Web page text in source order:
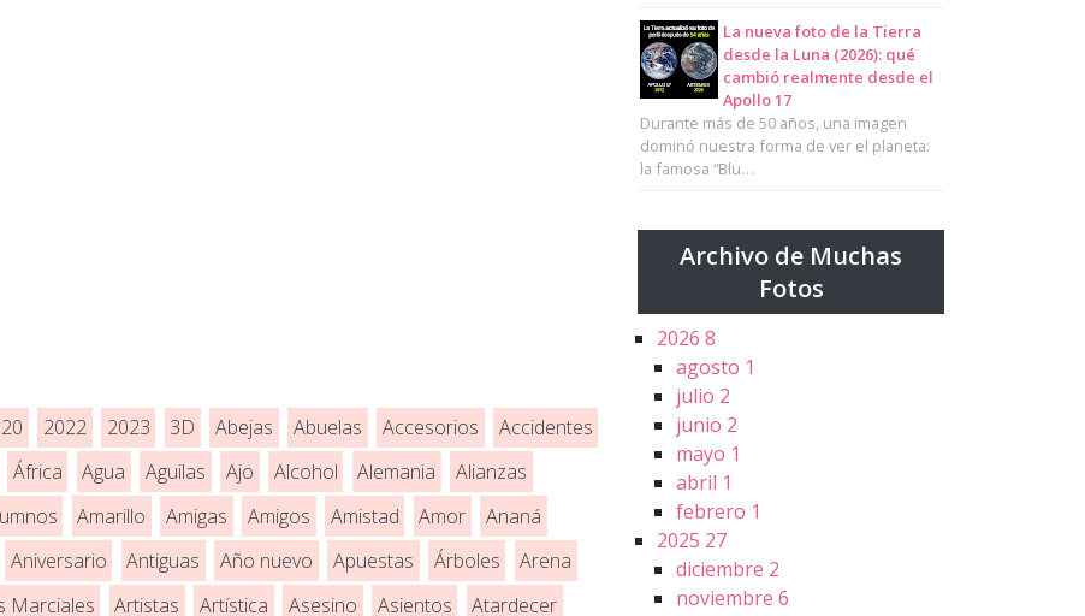
2022 2023 3D Abejas Abuelas Accesorios
Accidentes
África Agua Aguilas Ajo Alcohol Alemania
Alianzas
Amarillo Amigas Amigos Amistad Amor
Ananá
Aniversario Antiguas Año nuevo Apuestas Árboles
Arena
Marciales Artistas Artística Asesino Asientos
Atardecer
La nueva foto de la Tierra
desde la Luna (2026): qué
cambió realmente desde el
Apollo 17
Durante más de 50 años, una imagen
dominó nuestra forma de ver el planeta:
la famosa “Blu…
Archivo de Muchas
Fotos
2026 8
agosto 1
julio 2
junio 2
mayo 1
abril 1
febrero 1
2025 27
diciembre 2
noviembre 6